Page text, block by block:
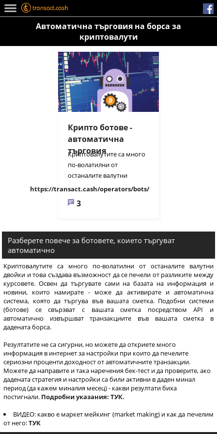
Автоматична търговия на борса за
криптовалути
Крипто ботове -
автоматична
търговия
Криптовалутите са много
по-волатилни от
останалите валутни
двойки и това създава
от разликите между
на информация и новини,
активирате и автоматична
система, която да търгува
във вашата сметка.
https://transact.cash/operators/bots/
3
Разберете повече за ботовете, коието търгуват
автоматично
Криптовалутите са много по-волатилни от останалите валутни
двойки и това създава възможност да се печели от разликите между
курсовете. Освен да търгувате сами на базата на информация и
новини, които намирате - може да активирате и автоматична
система, която да търгува във вашата сметка. Подобни системи
(ботове) се свързват с вашата сметка посредством API и
автоматично извършват транзакциите във вашата сметка в
дадената борса.
Резултатите не са сигурни, но можете да откриете много
информация в интернет за настройки при които да печелите
сериозни проценти доходност от автоматичните транзакции.
Можете да направите и така наречения бек-тест и да проверите, ако
дадената стратегия и настройки са били активни в даден минал
период (да кажем миналия месец) - какви резултати биха
постигнали. Подробни указания: ТУК.
ВИДЕО: какво е маркет мейкинг (market making) и как да печелим
от него:ТУК